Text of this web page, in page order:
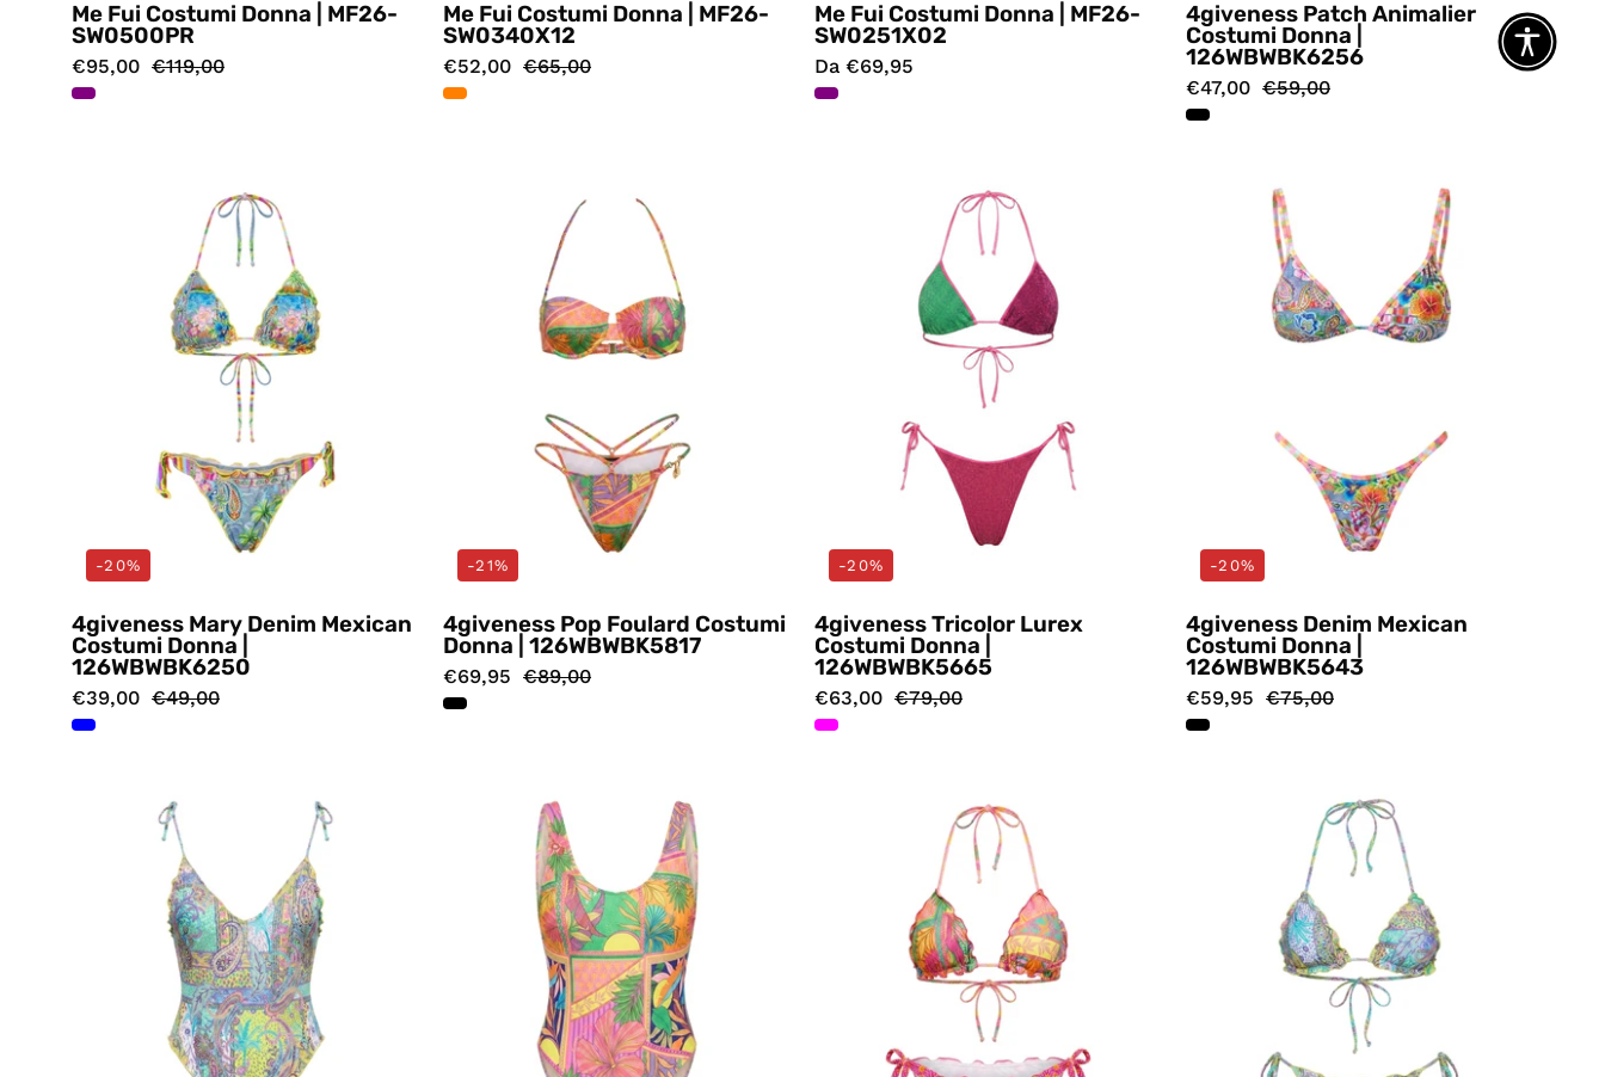
Me Fui Costumi Donna | MF26-
SW0500PR
€95,00 €119,00
Me Fui Costumi Donna | MF26-
SW0340X12
€52,00 €65,00
Me Fui Costumi Donna | MF26-
SW0251X02
Da €69,95
4giveness Patch Animalier
Costumi Donna |
126WBWBK6256
€47,00 €59,00
Blu
4giveness
-20%
4giveness Mary Denim Mexican
Costumi Donna |
126WBWBK6250
€39,00 €49,00
4giveness
-21%
4giveness Pop Foulard Costumi
Donna | 126WBWBK5817
€69,95 €89,00
Fucsia
4giveness
-20%
4giveness Tricolor Lurex
Costumi Donna |
126WBWBK5665
€63,00 €79,00
Multicolore
4giveness
-20%
4giveness Denim Mexican
Costumi Donna |
126WBWBK5643
€59,95 €75,00
Multicolore
4giveness
Multicolore
4giveness
Multicolore
4giveness
Multicolore
4giveness